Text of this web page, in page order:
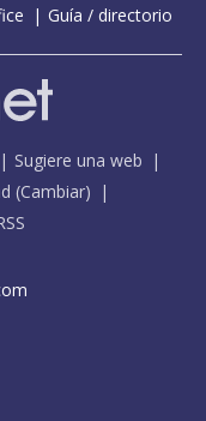
Guía / directorio
Sugiere una web
(Cambiar)